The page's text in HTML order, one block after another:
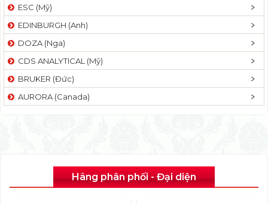
ESC (Mỹ)
EDINBURGH (Anh)
DOZA (Nga)
CDS ANALYTICAL (Mỹ)
BRUKER (Đức)
AURORA (Canada)
Hãng phân phối - Đại diện